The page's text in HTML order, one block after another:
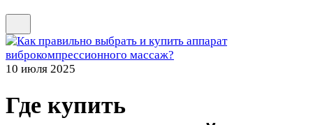
10 июля 2025
Где купить